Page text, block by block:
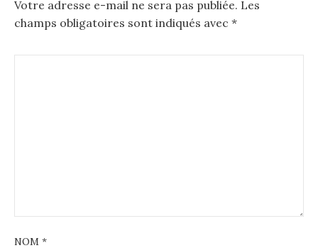
Votre adresse e-mail ne sera pas publiée. Les
champs obligatoires sont indiqués avec *
NOM *